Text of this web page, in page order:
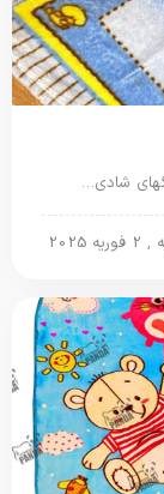
شادی…
2025